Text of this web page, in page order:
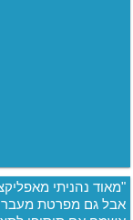
"מאוד נהניתי
אבל גם מפרטת מעבר